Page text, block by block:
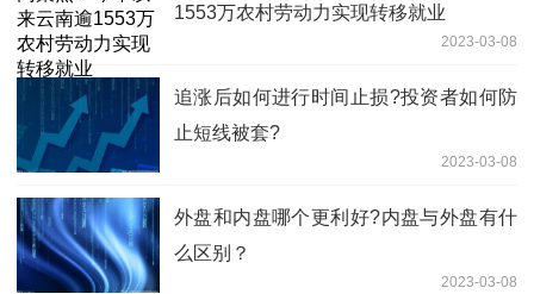
1553万农村劳动力实现转移就业
2023-03-08
追涨后如何进行时间止损?投资者如何防
止短线被套?
2023-03-08
外盘和内盘哪个更利好?内盘与外盘有什
么区别？
2023-03-08